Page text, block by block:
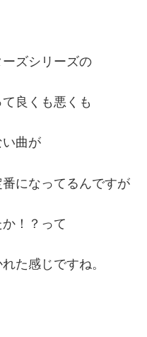
ズシリーズの
良くも悪くも
曲が
になってるんですが
！？って
た感じですね。